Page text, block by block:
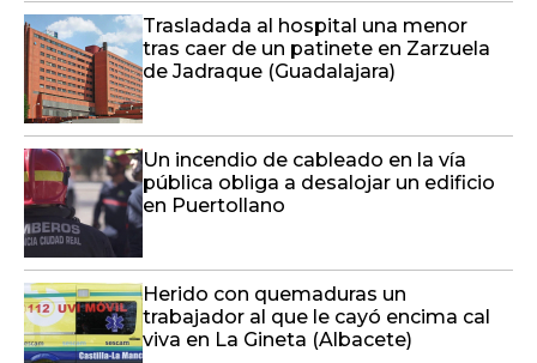
Trasladada al hospital una menor
tras caer de un patinete en Zarzuela
de Jadraque (Guadalajara)
Un incendio de cableado en la vía
pública obliga a desalojar un edificio
en Puertollano
Herido con quemaduras un
trabajador al que le cayó encima cal
viva en La Gineta (Albacete)